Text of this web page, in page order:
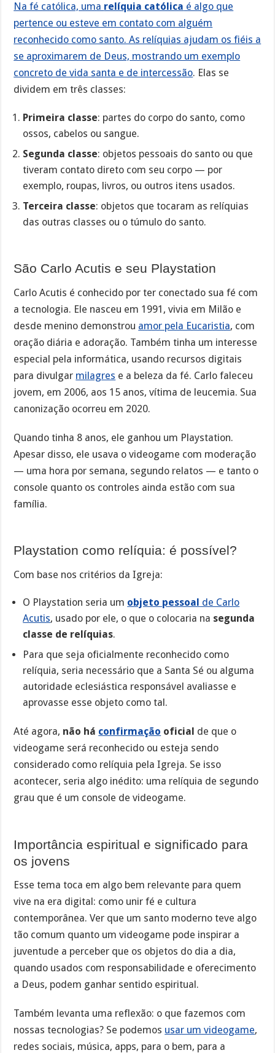
Na fé católica, uma relíquia católica é algo que
pertence ou esteve em contato com alguém
reconhecido como santo. As relíquias ajudam os fiéis a
se aproximarem de Deus, mostrando um exemplo
concreto de vida santa e de intercessão. Elas se
dividem em três classes:
Primeira classe: partes do corpo do santo, como
ossos, cabelos ou sangue.
Segunda classe: objetos pessoais do santo ou que
tiveram contato direto com seu corpo — por
exemplo, roupas, livros, ou outros itens usados.
Terceira classe: objetos que tocaram as relíquias
das outras classes ou o túmulo do santo.
São Carlo Acutis e seu Playstation
Carlo Acutis é conhecido por ter conectado sua fé com
a tecnologia. Ele nasceu em 1991, vivia em Milão e
desde menino demonstrou amor pela Eucaristia, com
oração diária e adoração. Também tinha um interesse
especial pela informática, usando recursos digitais
para divulgar milagres e a beleza da fé. Carlo faleceu
jovem, em 2006, aos 15 anos, vítima de leucemia. Sua
canonização ocorreu em 2020.
Quando tinha 8 anos, ele ganhou um Playstation.
Apesar disso, ele usava o videogame com moderação
— uma hora por semana, segundo relatos — e tanto o
console quanto os controles ainda estão com sua
família.
Playstation como relíquia: é possível?
Com base nos critérios da Igreja:
O Playstation seria um objeto pessoal de Carlo
Acutis, usado por ele, o que o colocaria na segunda
classe de relíquias.
Para que seja oficialmente reconhecido como
relíquia, seria necessário que a Santa Sé ou alguma
autoridade eclesiástica responsável avaliasse e
aprovasse esse objeto como tal.
Até agora, não há confirmação oficial de que o
videogame será reconhecido ou esteja sendo
considerado como relíquia pela Igreja. Se isso
acontecer, seria algo inédito: uma relíquia de segundo
grau que é um console de videogame.
Importância espiritual e significado para
os jovens
Esse tema toca em algo bem relevante para quem
vive na era digital: como unir fé e cultura
contemporânea. Ver que um santo moderno teve algo
tão comum quanto um videogame pode inspirar a
juventude a perceber que os objetos do dia a dia,
quando usados com responsabilidade e oferecimento
a Deus, podem ganhar sentido espiritual.
Também levanta uma reflexão: o que fazemos com
nossas tecnologias? Se podemos usar um videogame,
redes sociais, música, apps, para o bem, para a